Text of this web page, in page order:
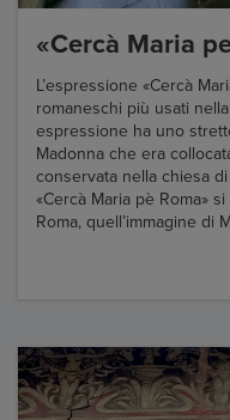
«Cercà Maria
L’espressione «Cercà
romaneschi più usati
espressione ha uno
Madonna che era
conservata nella chiesa
«Cercà Maria pè Roma»
Roma, quell’immagine di